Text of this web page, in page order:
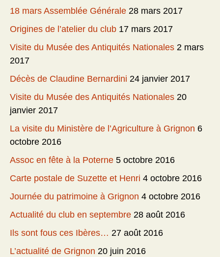
18 mars Assemblée Générale 28 mars 2017
Origines de l’atelier du club 17 mars 2017
Visite du Musée des Antiquités Nationales 2 mars
2017
Décès de Claudine Bernardini 24 janvier 2017
Visite du Musée des Antiquités Nationales 20
janvier 2017
La visite du Ministère de l’Agriculture à Grignon 6
octobre 2016
Assoc en fête à la Poterne 5 octobre 2016
Carte postale de Suzette et Henri 4 octobre 2016
Journée du patrimoine à Grignon 4 octobre 2016
Actualité du club en septembre 28 août 2016
Ils sont fous ces Ibères… 27 août 2016
L’actualité de Grignon 20 juin 2016